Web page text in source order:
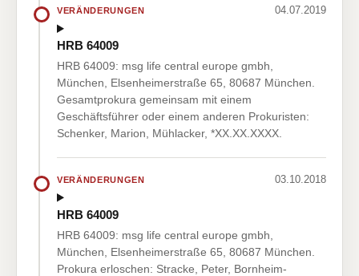
VERÄNDERUNGEN 04.07.2019
HRB 64009
HRB 64009: msg life central europe gmbh,
München, Elsenheimerstraße 65, 80687 München.
Gesamtprokura gemeinsam mit einem
Geschäftsführer oder einem anderen Prokuristen:
Schenker, Marion, Mühlacker, *XX.XX.XXXX.
VERÄNDERUNGEN 03.10.2018
HRB 64009
HRB 64009: msg life central europe gmbh,
München, Elsenheimerstraße 65, 80687 München.
Prokura erloschen: Stracke, Peter, Bornheim-